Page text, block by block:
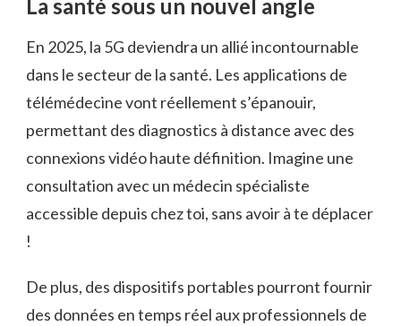
La santé sous un nouvel angle
En 2025, la 5G deviendra un allié incontournable
dans le secteur de la santé. Les applications de
télémédecine vont réellement s’épanouir,
permettant des diagnostics à distance avec des
connexions vidéo haute définition. Imagine une
consultation avec un médecin spécialiste
accessible depuis chez toi, sans avoir à te déplacer
!
De plus, des dispositifs portables pourront fournir
des données en temps réel aux professionnels de